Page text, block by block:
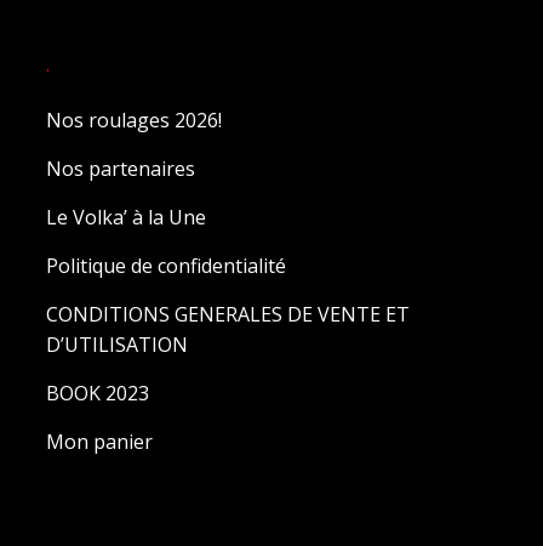
.
Nos roulages 2026!
Nos partenaires
Le Volka’ à la Une
Politique de confidentialité
CONDITIONS GENERALES DE VENTE ET
D’UTILISATION
BOOK 2023
Mon panier